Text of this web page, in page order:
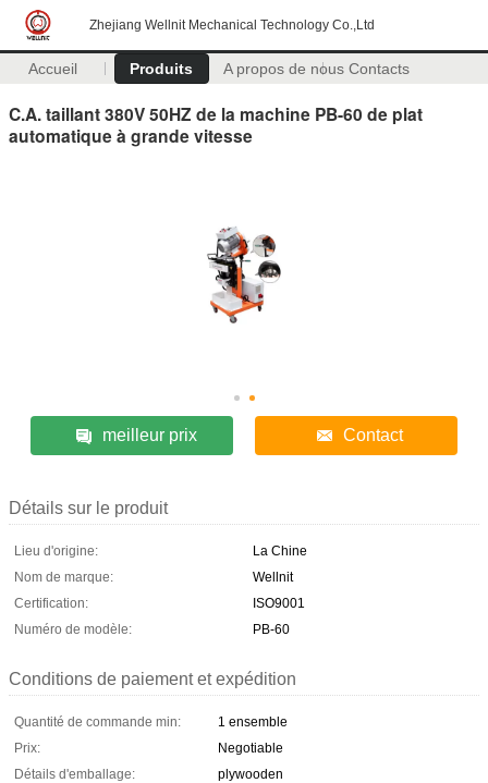
Zhejiang Wellnit Mechanical Technology Co.,Ltd
Accueil Produits A propos de nous Contacts
C.A. taillant 380V 50HZ de la machine PB-60 de plat
automatique à grande vitesse
meilleur prix Contact
Détails sur le produit
Lieu d'origine:
La Chine
Nom de marque:
Wellnit
Certification:
ISO9001
Numéro de modèle:
PB-60
Conditions de paiement et expédition
Quantité de commande min:
1 ensemble
Prix:
Negotiable
Détails d'emballage:
plywooden